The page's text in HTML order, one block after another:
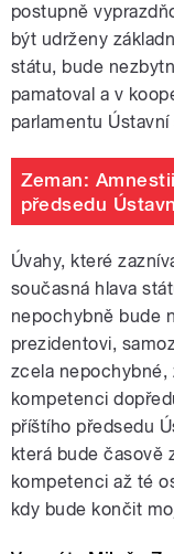
postupně
být udrženy
státu, bude
pamatoval a v
parlamentu
Zeman:
předsedu
Úvahy, které
současná hlava
nepochybně bude
prezidentovi,
zcela nepochybné,
kompetenci
příštího předsedu
která bude časově
kompetenci až té
kdy bude končit